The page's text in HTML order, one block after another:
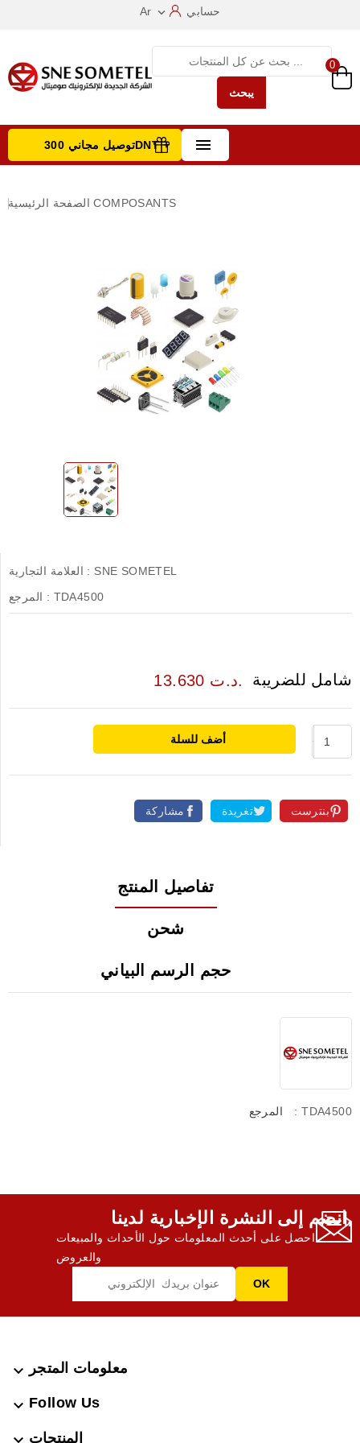
Ar  حسابي
يبحث
0
 توصيل مجاني 300DNT +
الصفحة الرئيسية COMPOSANTS
العلامة التجارية : SNE SOMETEL
المرجع : TDA4500
13.630 د.ت. شامل للضريبة
أضف للسلة
مشاركة تغريدة بنترست
تفاصيل المنتج
شحن
حجم الرسم البياني
المرجع : TDA4500
انضم إلى النشرة الإخبارية لدينا,
احصل على أحدث المعلومات حول الأحداث والمبيعات
والعروض
معلومات المتجر 
Follow Us

المنتجات